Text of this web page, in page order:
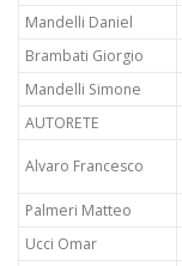
Mandelli Daniel
Brambati Giorgio
Mandelli Simone
AUTORETE
Alvaro Francesco
Palmeri Matteo
Ucci Omar